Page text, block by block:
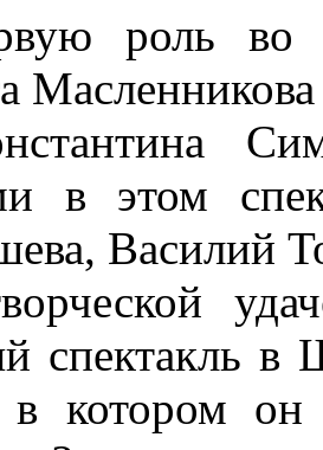
роль во
в этом
Василий
спектакль
в котором